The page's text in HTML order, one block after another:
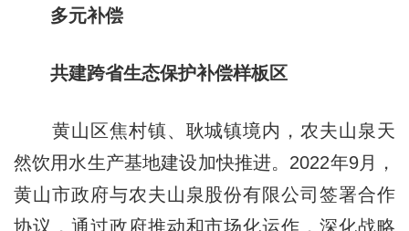
多元补偿
共建跨省生态保护补偿样板区
黄山区焦村镇、耿城镇境内，农夫山泉天
然饮用水生产基地建设加快推进。2022年9月，
黄山市政府与农夫山泉股份有限公司签署合作
协议，通过政府推动和市场化运作，深化战略